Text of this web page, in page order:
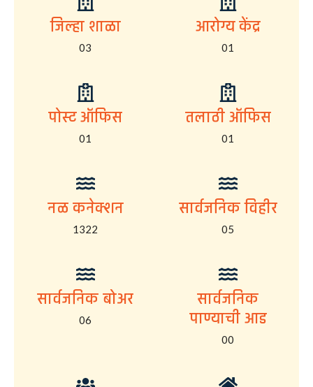
जिल्हा शाळा
03
आरोग्य केंद्र
01
पोस्ट ऑफिस
01
तलाठी ऑफिस
01
नळ कनेक्शन
1322
सार्वजनिक विहीर
05
सार्वजनिक बोअर
06
सार्वजनिक
पाण्याची आड
00